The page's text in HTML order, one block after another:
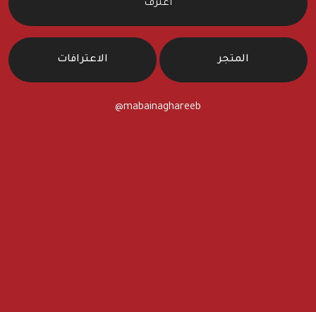
اعترف
المتجر الاعترافات
@mabainaghareeb